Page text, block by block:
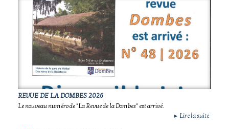
REVUE DE LA DOMBES 2026
Le nouveau numéro de "La Revue de la Dombes" est arrivé.
► Lire la suite